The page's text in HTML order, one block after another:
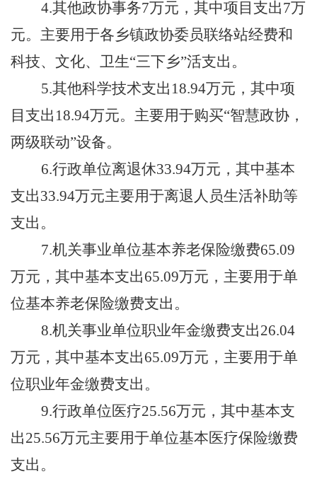
4.其他政协事务7万元， 其中项目支出7万
元。主要用于各乡镇政协委员联络站经费和
科技、文化、卫生“三下乡”活支出。
5.其他科学技术支出18.94万元 ， 其中项
目支出 18.94万元。 主要用于购买“智慧政协，
两级联动”设备。
6.行政单位离退休33.94万元， 其中基本
支出33.94万元主要用于离退人员生活补助等
支出。
7.机关事业单位基本养老保险缴费65.09
万元， 其中基本支出65.09万元 ， 主要用于单
位基本养老保险缴费支出。
8.机关事业单位职业年金缴费支出26.04
万元 ， 其中基本支出65.09万元 ， 主要用于单
位职业年金缴费支出。
9.行政单位医疗25.56万元， 其中基本支
出25.56万元主要用于单位基本医疗保险缴费
支出。